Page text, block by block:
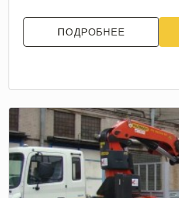
ПОДРОБНЕЕ